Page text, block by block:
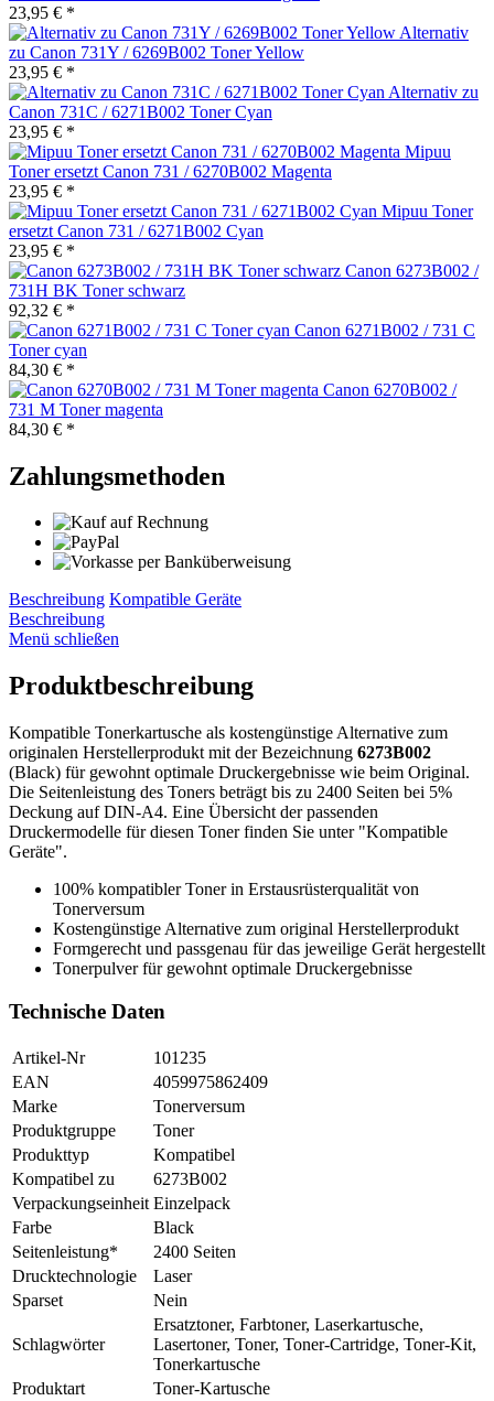
23,95 € *
Alternativ
zu Canon 731Y / 6269B002 Toner Yellow
23,95 € *
Alternativ zu
Canon 731C / 6271B002 Toner Cyan
23,95 € *
Mipuu
Toner ersetzt Canon 731 / 6270B002 Magenta
23,95 € *
Mipuu Toner
ersetzt Canon 731 / 6271B002 Cyan
23,95 € *
Canon 6273B002 /
731H BK Toner schwarz
92,32 € *
Canon 6271B002 / 731 C
Toner cyan
84,30 € *
Canon 6270B002 /
731 M Toner magenta
84,30 € *
Zahlungsmethoden
Beschreibung Kompatible Geräte
Beschreibung
Menü schließen
Produktbeschreibung
Kompatible Tonerkartusche als kostengünstige Alternative zum
originalen Herstellerprodukt mit der Bezeichnung 6273B002
(Black) für gewohnt optimale Druckergebnisse wie beim Original.
Die Seitenleistung des Toners beträgt bis zu 2400 Seiten bei 5%
Deckung auf DIN-A4. Eine Übersicht der passenden
Druckermodelle für diesen Toner finden Sie unter "Kompatible
Geräte".
100% kompatibler Toner in Erstausrüsterqualität von
Tonerversum
Kostengünstige Alternative zum original Herstellerprodukt
Formgerecht und passgenau für das jeweilige Gerät hergestellt
Tonerpulver für gewohnt optimale Druckergebnisse
Technische Daten
Artikel-Nr
101235
EAN
4059975862409
Marke
Tonerversum
Produktgruppe
Toner
Produkttyp
Kompatibel
Kompatibel zu
6273B002
Verpackungseinheit Einzelpack
Farbe
Black
Seitenleistung*
2400 Seiten
Drucktechnologie
Laser
Sparset
Nein
Schlagwörter
Ersatztoner, Farbtoner, Laserkartusche,
Lasertoner, Toner, Toner-Cartridge, Toner-Kit,
Tonerkartusche
Produktart
Toner-Kartusche